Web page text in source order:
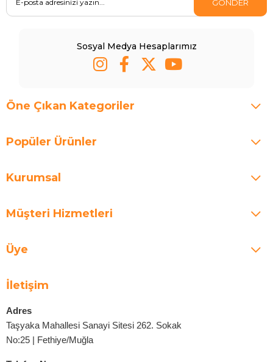
GÖNDER
Sosyal Medya Hesaplarımız
Öne Çıkan Kategoriler
Popüler Ürünler
Kurumsal
Müşteri Hizmetleri
Üye
İletişim
Adres
Taşyaka Mahallesi Sanayi Sitesi 262. Sokak
No:25 | Fethiye/Muğla